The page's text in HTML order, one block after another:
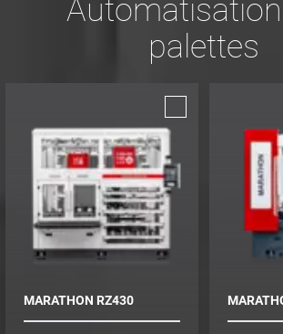
palettes
MARATHON RZ430